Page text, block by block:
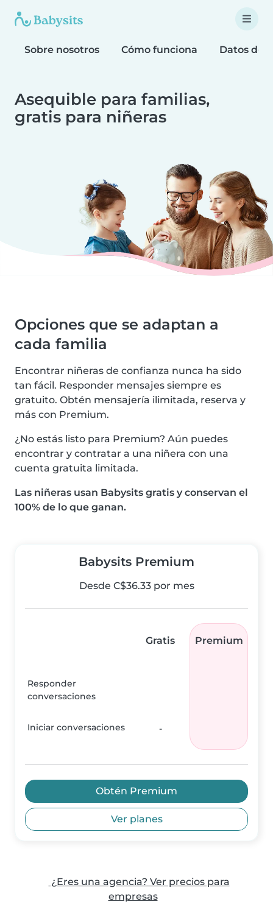
Sobre nosotros Cómo funciona Datos de
Asequible para familias,
gratis para niñeras
Opciones que se adaptan a
cada familia
Encontrar niñeras de confianza nunca ha sido
tan fácil. Responder mensajes siempre es
gratuito. Obtén mensajería ilimitada, reserva y
más con Premium.
¿No estás listo para Premium? Aún puedes
encontrar y contratar a una niñera con una
cuenta gratuita limitada.
Las niñeras usan Babysits gratis y conservan el
100% de lo que ganan.
Babysits Premium
Desde C$36.33 por mes
Gratis Premium
Responder
conversaciones
Iniciar conversaciones -
Obtén Premium
Ver planes
¿Eres una agencia? Ver precios para
empresas